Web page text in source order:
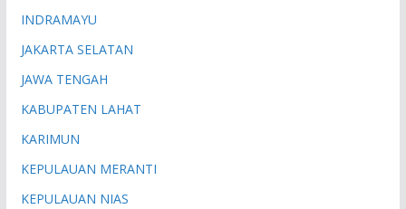
INDRAMAYU
JAKARTA SELATAN
JAWA TENGAH
KABUPATEN LAHAT
KARIMUN
KEPULAUAN MERANTI
KEPULAUAN NIAS